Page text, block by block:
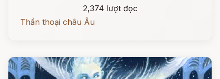
2,374 lượt đọc
Thần thoại châu Âu